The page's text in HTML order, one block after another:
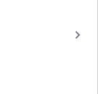
keyboard_arrow_right